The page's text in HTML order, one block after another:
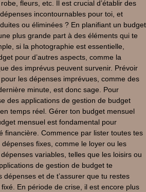
fleurs, etc. Il est crucial d’établir des
incontournables pour toi, et
ou éliminées ? En planifiant un budget
plus grande part à des éléments qui te
si la photographie est essentielle,
pour d’autres aspects, comme la
des imprévus peuvent survenir. Prévoir
les dépenses imprévues, comme des
minute, est donc sage. Pour
des applications de gestion de budget
temps réel. Gérer ton budget mensuel
mensuel est fondamental pour
financière. Commence par lister toutes tes
fixes, comme le loyer ou les
variables, telles que les loisirs ou
de gestion de budget te
dépenses et de t’assurer que tu restes
En période de crise, il est encore plus